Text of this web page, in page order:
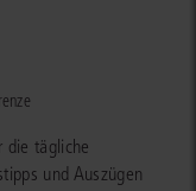
die tägliche
und Auszügen